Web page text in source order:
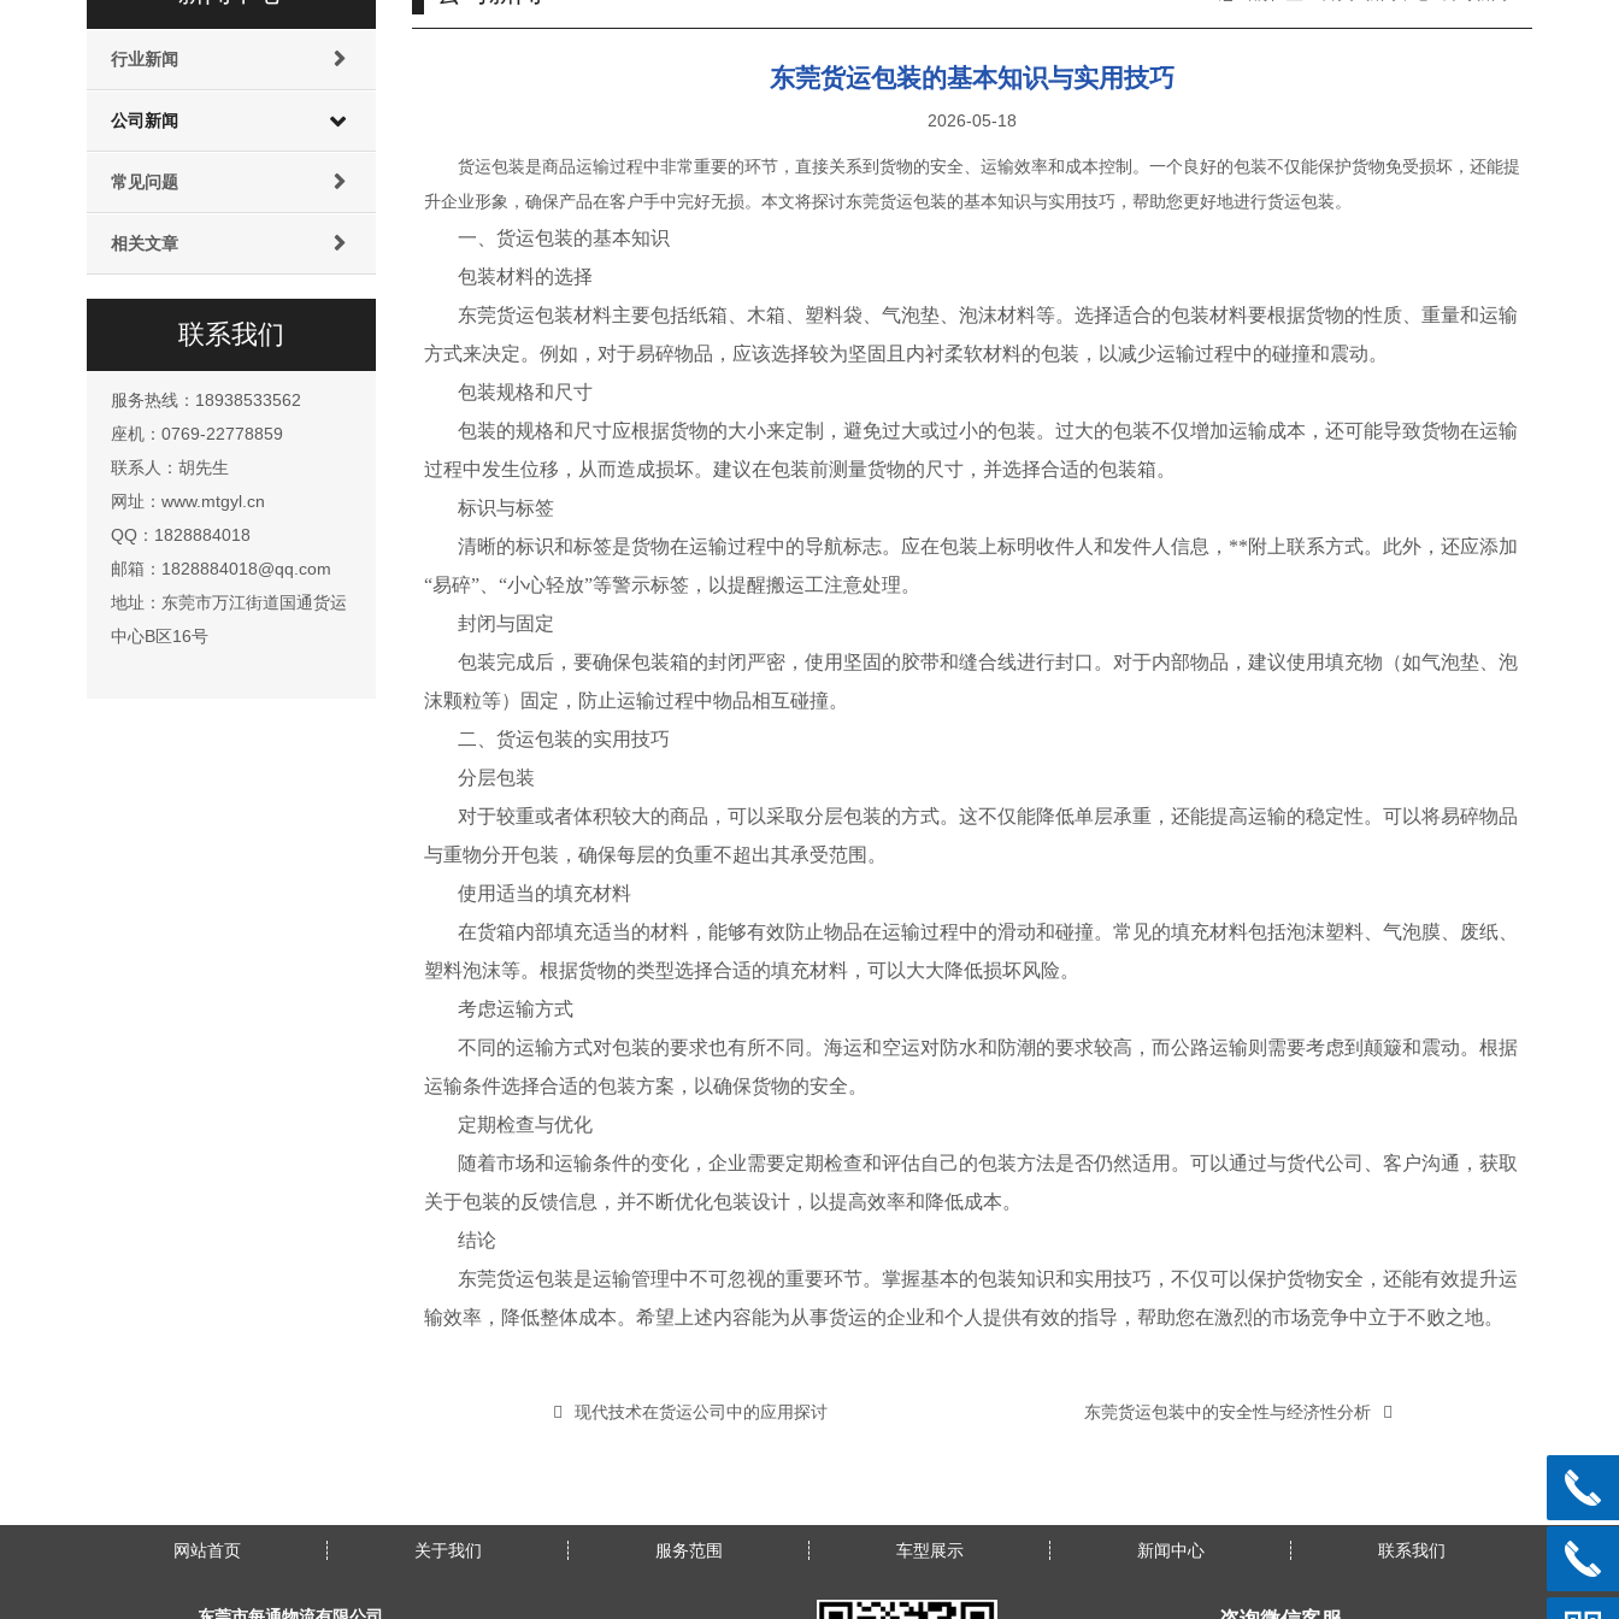
行业新闻
公司新闻
常见问题
相关文章
联系我们
服务热线：18938533562
座机：0769-22778859
联系人：胡先生
网址：www.mtgyl.cn
QQ：1828884018
邮箱：1828884018@qq.com
地址：东莞市万江街道国通货运
中心B区16号
东莞货运包装的基本知识与实用技巧
2026-05-18
货运包装是商品运输过程中非常重要的环节，直接关系到货物的安全、运输效率和成本控制。一个良好的包装不仅能保护货物免受损坏，还能提
升企业形象，确保产品在客户手中完好无损。本文将探讨东莞货运包装的基本知识与实用技巧，帮助您更好地进行货运包装。
一、货运包装的基本知识
包装材料的选择
东莞货运包装材料主要包括纸箱、木箱、塑料袋、气泡垫、泡沫材料等。选择适合的包装材料要根据货物的性质、重量和运输
方式来决定。例如，对于易碎物品，应该选择较为坚固且内衬柔软材料的包装，以减少运输过程中的碰撞和震动。
包装规格和尺寸
包装的规格和尺寸应根据货物的大小来定制，避免过大或过小的包装。过大的包装不仅增加运输成本，还可能导致货物在运输
过程中发生位移，从而造成损坏。建议在包装前测量货物的尺寸，并选择合适的包装箱。
标识与标签
清晰的标识和标签是货物在运输过程中的导航标志。应在包装上标明收件人和发件人信息，**附上联系方式。此外，还应添加
“易碎”、“小心轻放”等警示标签，以提醒搬运工注意处理。
封闭与固定
包装完成后，要确保包装箱的封闭严密，使用坚固的胶带和缝合线进行封口。对于内部物品，建议使用填充物（如气泡垫、泡
沫颗粒等）固定，防止运输过程中物品相互碰撞。
二、货运包装的实用技巧
分层包装
对于较重或者体积较大的商品，可以采取分层包装的方式。这不仅能降低单层承重，还能提高运输的稳定性。可以将易碎物品
与重物分开包装，确保每层的负重不超出其承受范围。
使用适当的填充材料
在货箱内部填充适当的材料，能够有效防止物品在运输过程中的滑动和碰撞。常见的填充材料包括泡沫塑料、气泡膜、废纸、
塑料泡沫等。根据货物的类型选择合适的填充材料，可以大大降低损坏风险。
考虑运输方式
不同的运输方式对包装的要求也有所不同。海运和空运对防水和防潮的要求较高，而公路运输则需要考虑到颠簸和震动。根据
运输条件选择合适的包装方案，以确保货物的安全。
定期检查与优化
随着市场和运输条件的变化，企业需要定期检查和评估自己的包装方法是否仍然适用。可以通过与货代公司、客户沟通，获取
关于包装的反馈信息，并不断优化包装设计，以提高效率和降低成本。
结论
东莞货运包装是运输管理中不可忽视的重要环节。掌握基本的包装知识和实用技巧，不仅可以保护货物安全，还能有效提升运
输效率，降低整体成本。希望上述内容能为从事货运的企业和个人提供有效的指导，帮助您在激烈的市场竞争中立于不败之地。
现代技术在货运公司中的应用探讨 东莞货运包装中的安全性与经济性分析
网站首页 关于我们 服务范围 车型展示 新闻中心 联系我们